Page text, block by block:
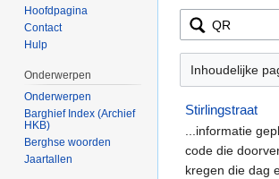
Inhoudelijke
Stirlingstraat
...informatie
code die
kregen die dag
Hoofdpagina
Contact
Hulp
Onderwerpen
Onderwerpen
Barghief Index (Archief
HKB)
Berghse woorden
Jaartallen